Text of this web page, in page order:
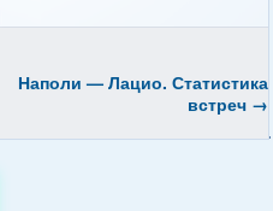
Наполи — Лацио. Статистика
встреч →